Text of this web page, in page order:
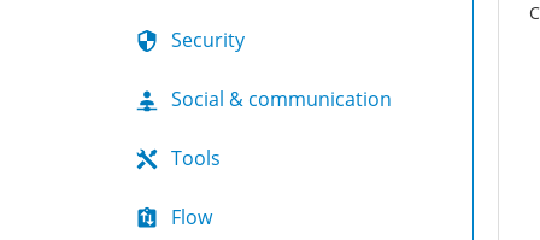
Security
Social & communication
Tools
Flow